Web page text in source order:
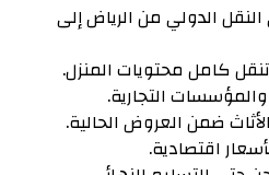
الدولي من الرياض إلى
كامل محتويات المنزل.
التجارية.
ضمن العروض الحالية.
اقتصادية.